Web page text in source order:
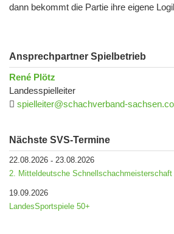
dann bekommt die Partie ihre eigene
Ansprechpartner Spielbetrieb
René Plötz
Landesspielleiter
spielleiter@schachverband-
Nächste SVS-Termine
22.08.2026 - 23.08.2026
2. Mitteldeutsche Schnellschachmeisterschaft
19.09.2026
LandesSportspiele 50+